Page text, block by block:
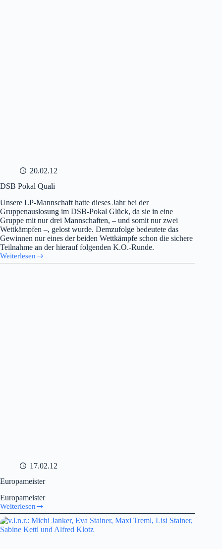
20.02.12
DSB Pokal Quali
Unsere LP-Mannschaft hatte dieses Jahr bei der
Gruppenauslosung im DSB-Pokal Glück, da sie in eine
Gruppe mit nur drei Mannschaften, – und somit nur zwei
Wettkämpfen –, gelost wurde. Demzufolge bedeutete das
Gewinnen nur eines der beiden Wettkämpfe schon die sichere
Teilnahme an der hierauf folgenden K.O.-Runde.
Weiterlesen
DSB Pokal
17.02.12
Europameister
Europameister
Weiterlesen
Europameister